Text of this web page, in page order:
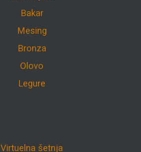
Bakar
Mesing
Bronza
Olovo
Legure
Virtuelna šetnja